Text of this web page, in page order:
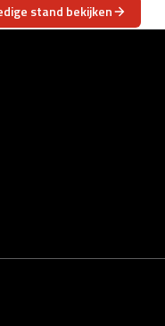
stand bekijken